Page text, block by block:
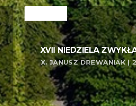
XVII NIEDZIELA
X. JANUSZ DREWANIAK |